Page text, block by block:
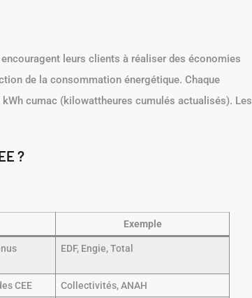
leurs clients à réaliser des économies
de la consommation énergétique. Chaque
cumac (kilowattheures cumulés actualisés). Les
?
Exemple
EDF, Engie, Total
CEE Collectivités, ANAH